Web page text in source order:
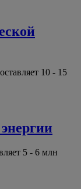
10 - 15
5 - 6 млн